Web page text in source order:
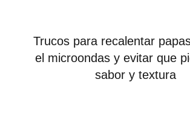
Trucos para recalentar
el microondas y evitar que
sabor y textura